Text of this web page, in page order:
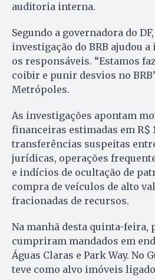
auditoria interna.
Segundo a governadora do
investigação do BRB ajudou
os responsáveis. “Estamos
coibir e punir desvios no
Metrópoles.
As investigações apontam
financeiras estimadas em R$
transferências suspeitas
jurídicas, operações
e indícios de ocultação de
compra de veículos de alto
fracionadas de recursos.
Na manhã desta quinta-
cumpriram mandados em
Águas Claras e Park Way. No
teve como alvo imóveis